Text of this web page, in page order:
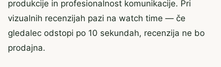
produkcije in profesionalnost komunikacije. Pri
vizualnih recenzijah pazi na watch time — če
gledalec odstopi po 10 sekundah, recenzija ne bo
prodajna.